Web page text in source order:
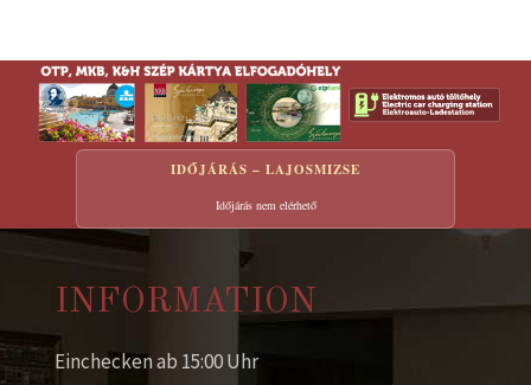
IDŐJÁRÁS – LAJOSMIZSE
Időjárás nem elérhető
INFORMATION
Einchecken ab 15:00 Uhr